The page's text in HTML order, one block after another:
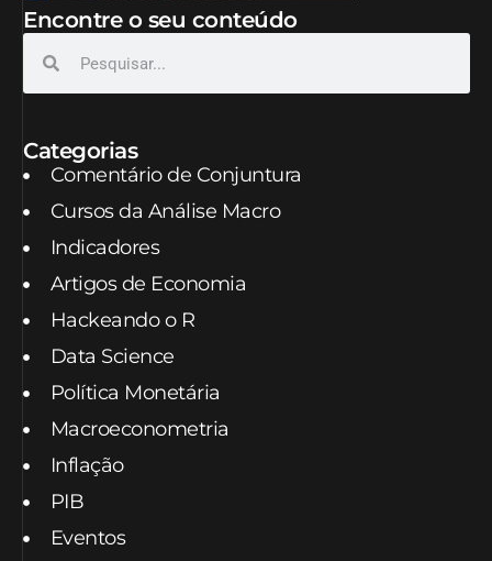
Encontre o seu conteúdo
Categorias
Comentário de Conjuntura
Cursos da Análise Macro
Indicadores
Artigos de Economia
Hackeando o R
Data Science
Política Monetária
Macroeconometria
Inflação
PIB
Eventos